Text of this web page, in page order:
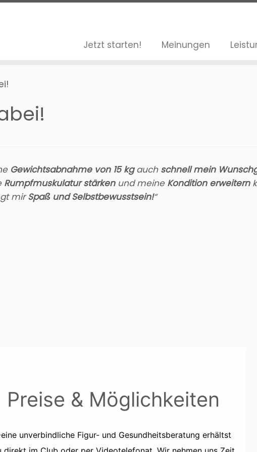
Jetzt starten! Meinungen
Gewichtsabnahme von 15 kgauch schnell mein
Rumpfmuskulatur stärkenund meine Kondition erweitern
mirSpaß und Selbstbewusstsein!“
Preise & Möglichkeiten
unverbindliche Figur- und Gesundheitsberatung erhältst